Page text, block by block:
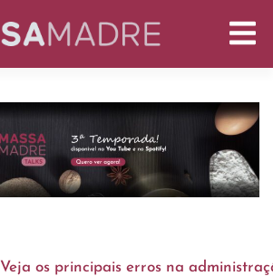
Veja os principais erros na